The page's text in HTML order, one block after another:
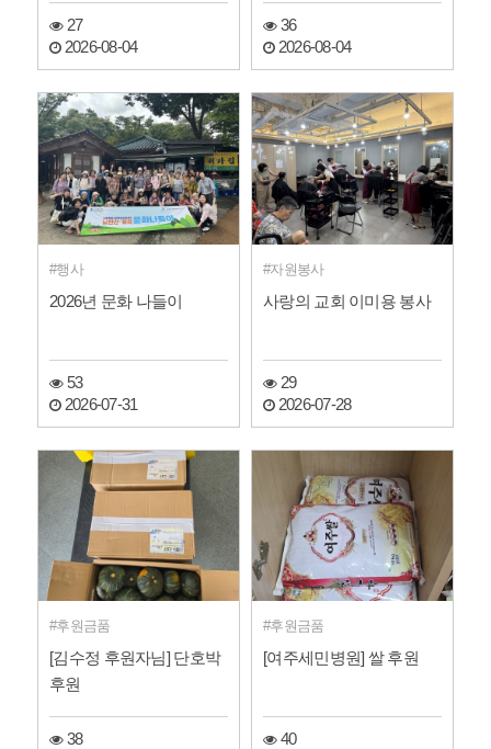
27
2026-08-04
36
2026-08-04
행사
2026년 문화 나들이
53
2026-07-31
자원봉사
사랑의 교회 이미용 봉사
29
2026-07-28
후원금품
[김수정 후원자님] 단호박
후원
38
후원금품
[여주세민병원] 쌀 후원
40